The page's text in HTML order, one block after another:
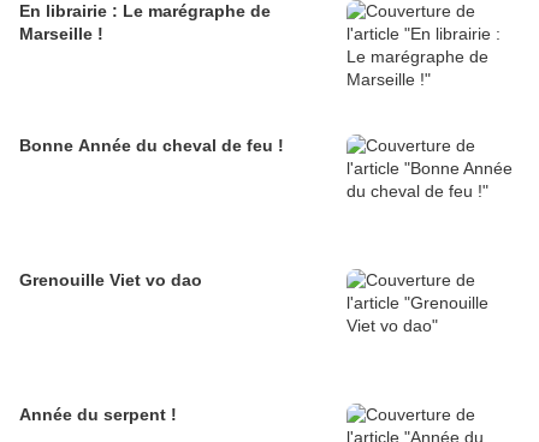
En librairie : Le marégraphe de
Marseille !
Bonne Année du cheval de feu !
Grenouille Viet vo dao
Année du serpent !